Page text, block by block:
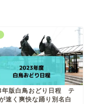
年版白鳥おどり日程 テ
速く爽快な踊り別名白